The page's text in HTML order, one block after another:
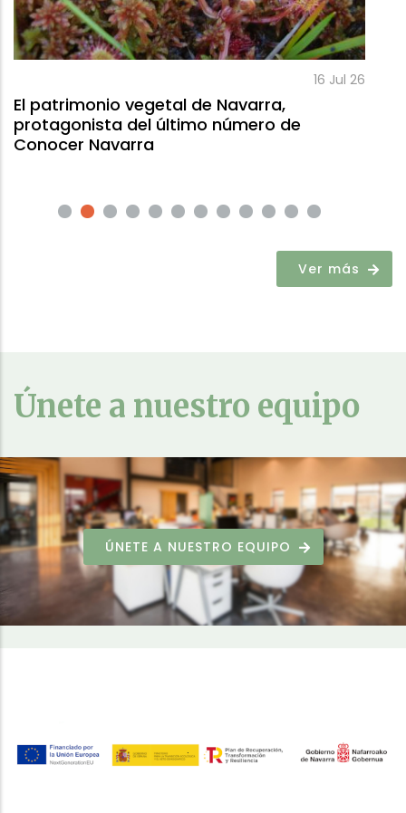
de
Ver más
Únete a nuestro equipo
ÚNETE A NUESTRO EQUIPO
.